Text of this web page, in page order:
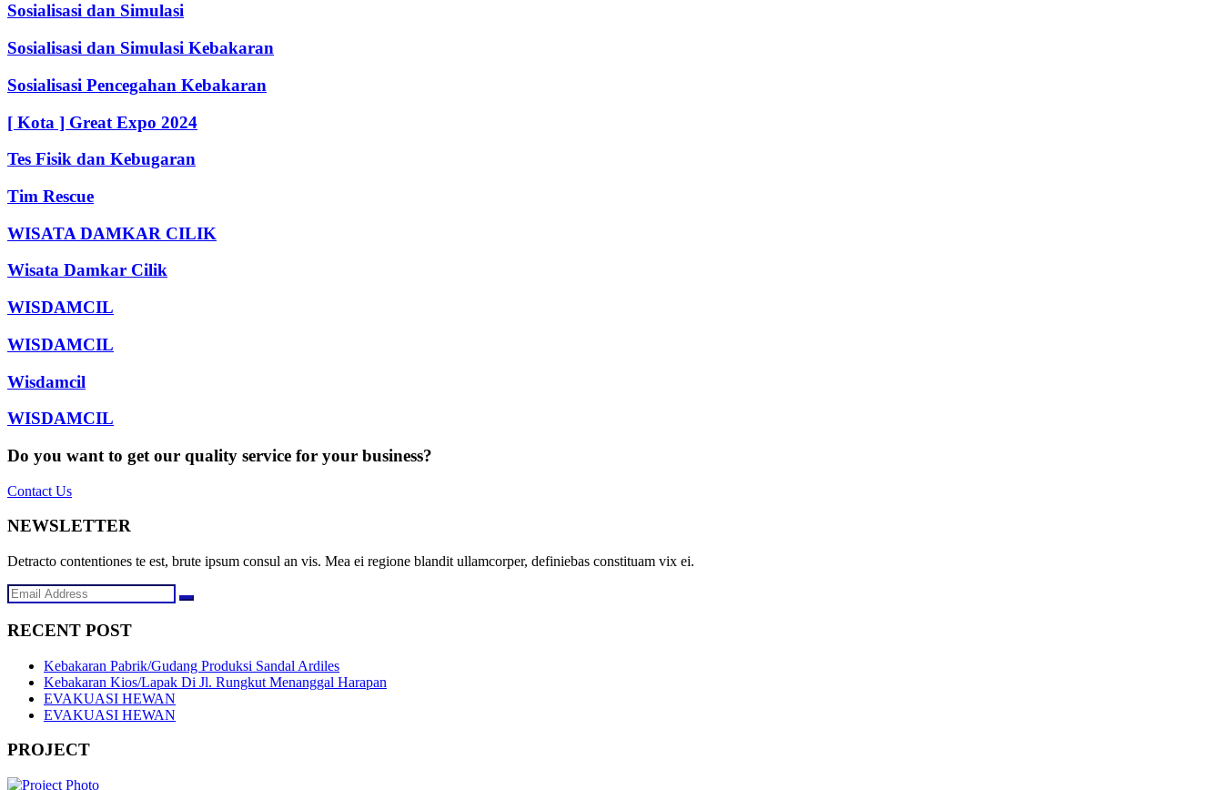
Sosialisasi dan Simulasi
Sosialisasi dan Simulasi Kebakaran
Sosialisasi Pencegahan Kebakaran
[ Kota ] Great Expo 2024
Tes Fisik dan Kebugaran
Tim Rescue
WISATA DAMKAR CILIK
Wisata Damkar Cilik
WISDAMCIL
WISDAMCIL
Wisdamcil
WISDAMCIL
Do you want to get our quality service for your business?
Contact Us
NEWSLETTER
Detracto contentiones te est, brute ipsum consul an vis. Mea ei regione blandit ullamcorper, definiebas constituam vix ei.
RECENT POST
Kebakaran Pabrik/Gudang Produksi Sandal Ardiles
Kebakaran Kios/Lapak Di Jl. Rungkut Menanggal Harapan
EVAKUASI HEWAN
EVAKUASI HEWAN
PROJECT